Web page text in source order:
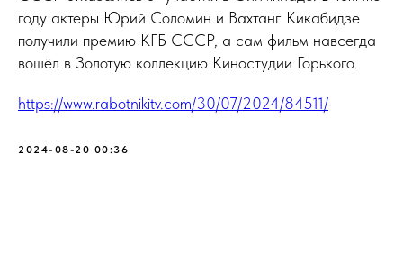
году актеры Юрий Соломин и Вахтанг Кикабидзе
получили премию КГБ СССР, а сам фильм навсегда
вошёл в Золотую коллекцию Киностудии Горького.
https://www.rabotnikitv.com/30/07/2024/84511/
2024-08-20 00:36